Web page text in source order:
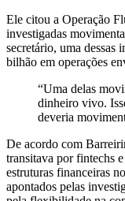
Ele citou a Operação
investigadas
secretário, uma dessas
bilhão em operações
“Uma delas
dinheiro vivo.
deveria
De acordo com
transitava por fintechs
estruturas financeiras
apontados pelas